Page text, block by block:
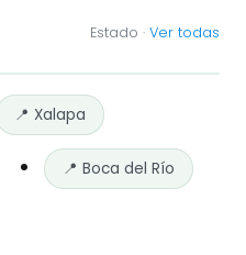
Estado · Ver todas
📍 Xalapa
📍 Boca del Río